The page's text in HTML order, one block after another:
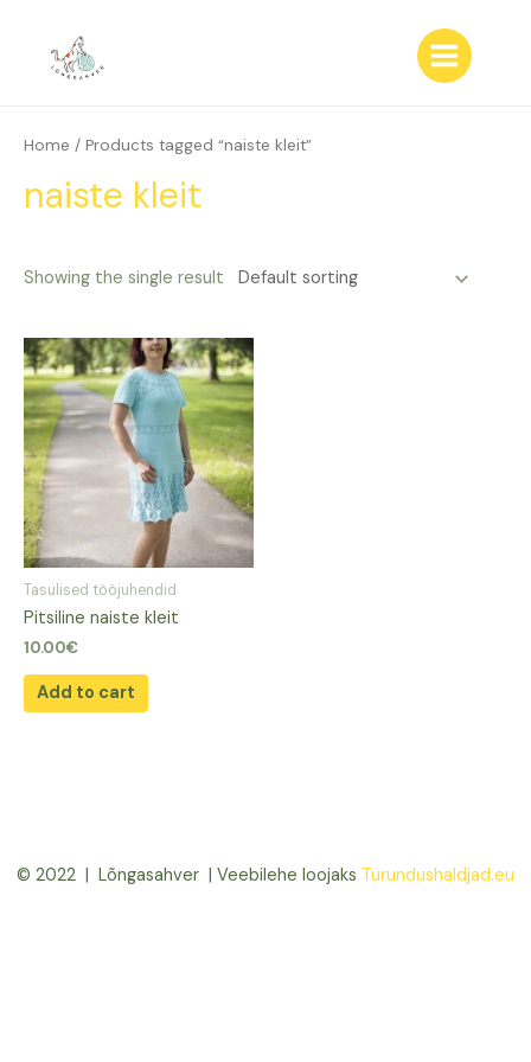
content
Main
Home / Products tagged “naiste kleit”
naiste kleit
Showing the single result
Tasulised tööjuhendid
Pitsiline naiste kleit
10.00€
Add to cart
© 2022 | Lõngasahver | Veebilehe loojaks Turundushaldjad.eu